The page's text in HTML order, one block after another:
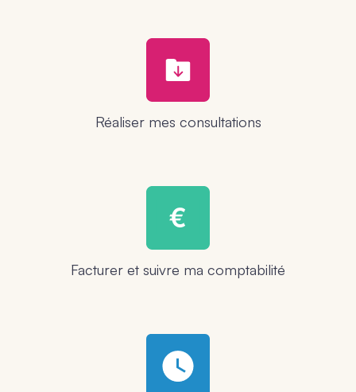
Réaliser mes consultations
Facturer et suivre ma comptabilité